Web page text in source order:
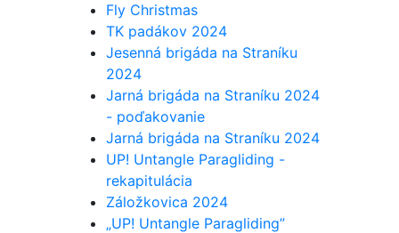
Fly Christmas
TK padákov 2024
Jesenná brigáda na Straníku
2024
Jarná brigáda na Straníku 2024
- poďakovanie
Jarná brigáda na Straníku 2024
UP! Untangle Paragliding -
rekapitulácia
Záložkovica 2024
„UP! Untangle Paragliding”